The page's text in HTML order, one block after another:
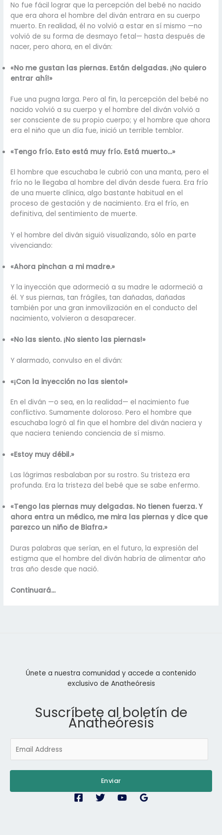
No fue fácil lograr que la percepción del bebé no nacido
que era ahora el hombre del diván entrara en su cuerpo
muerto. En realidad, él no volvió a estar en sí mismo —no
volvió de su forma de desmayo fetal— hasta después de
nacer, pero ahora, en el diván:
«No me gustan las piernas. Están delgadas. ¡No quiero
entrar ahí!»
Fue una pugna larga. Pero al fin, la percepción del bebé no
nacido volvió a su cuerpo y el hombre del diván volvió a
ser consciente de su propio cuerpo; y el hombre que ahora
era el niño que un día fue, inició un terrible temblor.
«Tengo frío. Esto está muy frío. Está muerto…»
El hombre que escuchaba le cubrió con una manta, pero el
frío no le llegaba al hombre del diván desde fuera. Era frío
de una muerte clínica, algo bastante habitual en el
proceso de gestación y de nacimiento. Era el frío, en
definitiva, del sentimiento de muerte.
Y el hombre del diván siguió visualizando, sólo en parte
vivenciando:
«Ahora pinchan a mi madre.»
Y la inyección que adormeció a su madre le adormeció a
él. Y sus piernas, tan frágiles, tan dañadas, dañadas
también por una gran inmovilización en el conducto del
nacimiento, volvieron a desaparecer.
«No las siento. ¡No siento las piernas!»
Y alarmado, convulso en el diván:
«¡Con la inyección no las siento!»
En el diván —o sea, en la realidad— el nacimiento fue
conflictivo. Sumamente doloroso. Pero el hombre que
escuchaba logró al fin que el hombre del diván naciera y
que naciera teniendo conciencia de sí mismo.
«Estoy muy débil.»
Las lágrimas resbalaban por su rostro. Su tristeza era
profunda. Era la tristeza del bebé que se sabe enfermo.
«Tengo las piernas muy delgadas. No tienen fuerza. Y
ahora entra un médico, me mira las piernas y dice que
parezco un niño de Biafra.»
Duras palabras que serían, en el futuro, la expresión del
estigma que el hombre del diván habría de alimentar año
tras año desde que nació.
Continuará…
Únete a nuestra comunidad y accede a contenido
exclusivo de Anatheóresis
Suscríbete al boletín de
Anatheóresis
m
i
Enviar